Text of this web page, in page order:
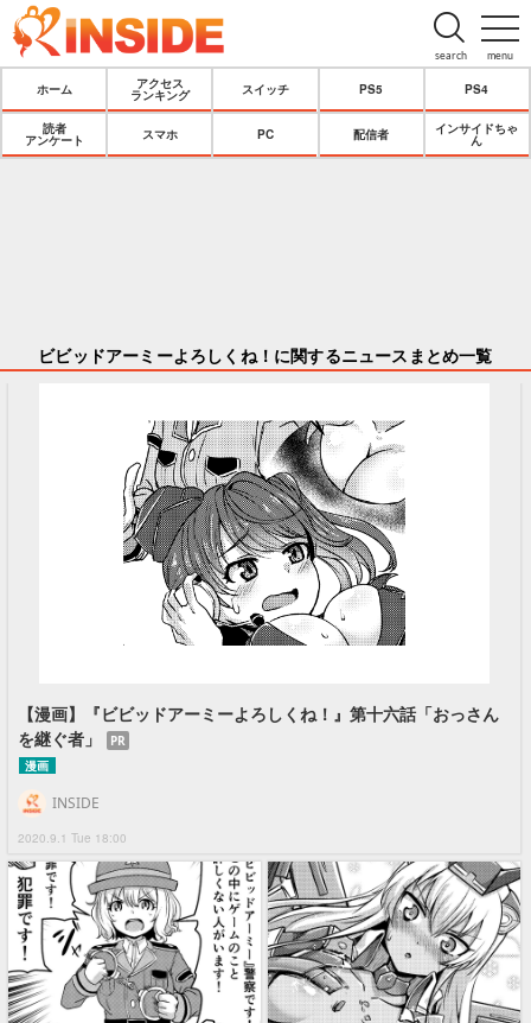
menu
search
ホーム
アクセス
ランキング
スイッチ PS5 PS4
読者
アンケート
スマホ PC 配信者
インサイドちゃ
ん
ビビッドアーミーよろしくね！に関するニュースまとめ一覧
【漫画】『ビビッドアーミーよろしくね！』第十六話「おっさん
を継ぐ者」
PR
漫画
2020.9.1 Tue 18:00
INSIDE